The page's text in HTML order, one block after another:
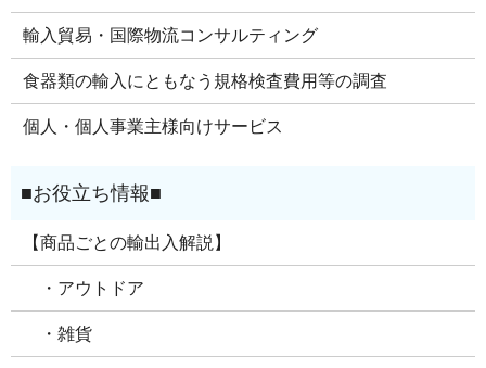
輸入貿易・国際物流コンサルティング
食器類の輸入にともなう規格検査費用等の調査
個人・個人事業主様向けサービス
【商品ごとの輸出入解説】
・アウトドア
・雑貨